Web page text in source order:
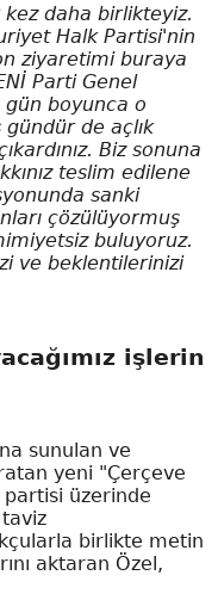
daha birlikteyiz.
Halk Partisi'nin
ziyaretimi buraya
Parti Genel
gün boyunca o
gündür de açlık
Biz sonuna
teslim edilene
sanki
çözülüyormuş
buluyoruz.
ve beklentilerinizi
işlerin
sunulan ve
yeni "Çerçeve
partisi üzerinde
birlikte metin
aktaran Özel,